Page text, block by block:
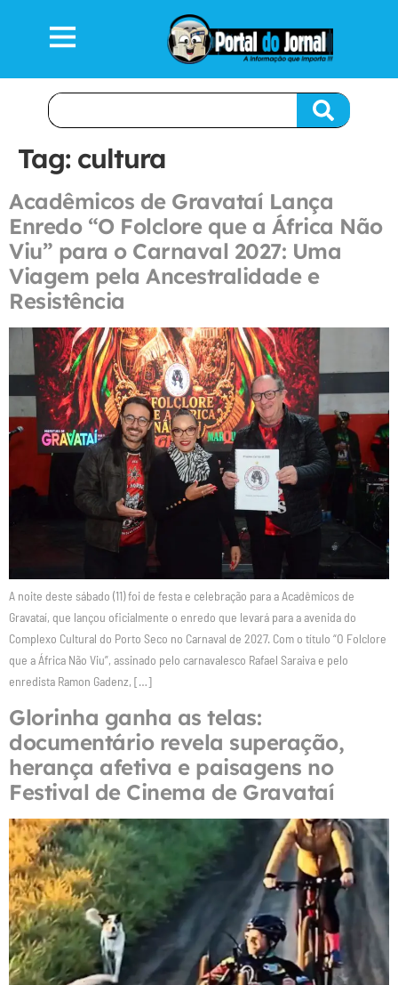
Tag: cultura
Acadêmicos de Gravataí Lança
Enredo “O Folclore que a África Não
Viu” para o Carnaval 2027: Uma
Viagem pela Ancestralidade e
Resistência
A noite deste sábado (11) foi de festa e celebração para a Acadêmicos de
Gravataí, que lançou oficialmente o enredo que levará para a avenida do
Complexo Cultural do Porto Seco no Carnaval de 2027. Com o título “O Folclore
que a África Não Viu”, assinado pelo carnavalesco Rafael Saraiva e pelo
enredista Ramon Gadenz, […]
Glorinha ganha as telas:
documentário revela superação,
herança afetiva e paisagens no
Festival de Cinema de Gravataí